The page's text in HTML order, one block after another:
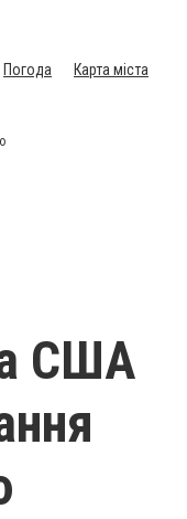
Погода
Карта міста
США